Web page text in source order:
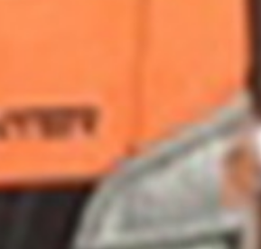
3.Organize Sanayi Bölgesi Alcı